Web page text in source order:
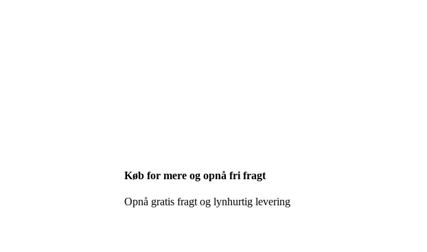
Køb for mere og opnå fri fragt
Opnå gratis fragt og lynhurtig levering